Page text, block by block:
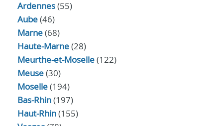
Ardennes(55)
Aube(46)
Marne(68)
Haute-Marne(28)
Meurthe-et-Moselle(122)
Meuse(30)
Moselle(194)
Bas-Rhin(197)
Haut-Rhin(155)